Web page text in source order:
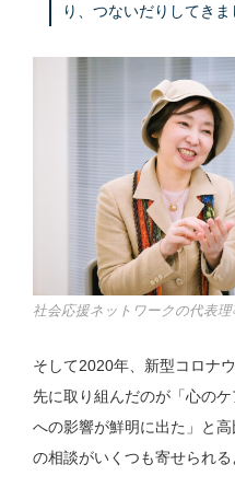
り、つないだりしてきま
社会応援ネットワークの代表
そして2020年、新型コロナ
先に取り組んだのが「心の
への影響が鮮明に出た」と
の相談がいくつも寄せられる